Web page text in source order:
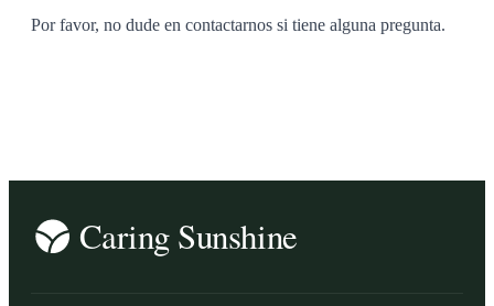
Por favor, no dude en contactarnos si tiene alguna pregunta.